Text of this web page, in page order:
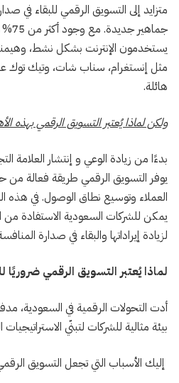
متزايد إلى التسويق الرقمي للبقاء في
يستخدمون الإنترنت بشكل نشط،
مثل إنستغرام، سناب شات، وتيك توك
هائلة.
ولكن لماذا يُعتبر التسويق الرقمي بهذه
بدءًا من زيادة الوعي و إنتشار العلامة
يوفر التسويق الرقمي طريقة فعالة من
العملاء وتوسيع نطاق الوصول. في
يمكن للشركات السعودية الاستفادة من
لزيادة إيراداتها والبقاء في صدارة
لماذا يُعتبر التسويق الرقمي
بيئة مثالية للشركات لتبنّي الاستراتيجيات
إليك الأسباب التي تجعل التسويق